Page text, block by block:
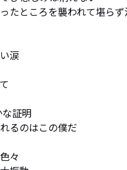
たところを襲われて堪ら
涙
証明
るのはこの僕だ
々